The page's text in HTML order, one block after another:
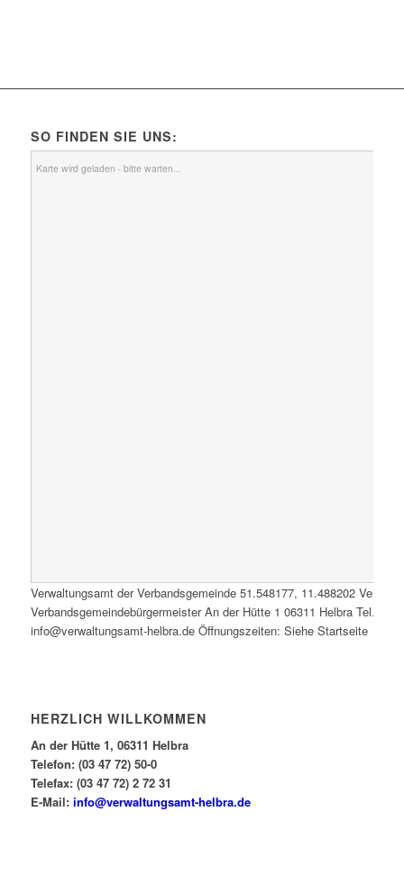
SO FINDEN SIE UNS:
Karte wird geladen - bitte warten...
Verwaltungsamt der Verbandsgemeinde 51.548177, 11.488202
Verbandsgemeindebürgermeister An der Hütte 1 06311 Helbra Tel.:
info@verwaltungsamt-helbra.de Öffnungszeiten: Siehe Startseite
HERZLICH WILLKOMMEN
An der Hütte 1, 06311 Helbra
Telefon: (03 47 72) 50-0
Telefax: (03 47 72) 2 72 31
E-Mail: info@verwaltungsamt-helbra.de